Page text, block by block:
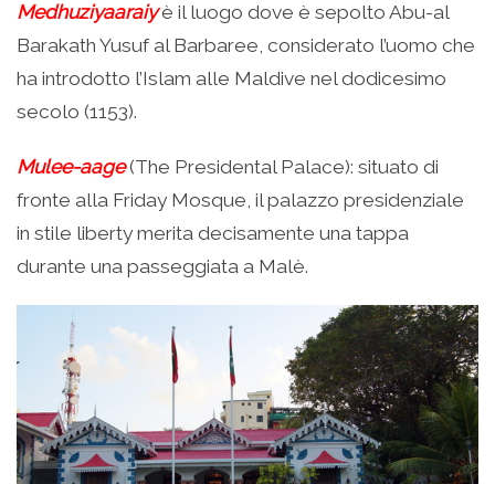
Medhuziyaaraiy è il luogo dove è sepolto Abu-al
Barakath Yusuf al Barbaree, considerato l’uomo che
ha introdotto l’Islam alle Maldive nel dodicesimo
secolo (1153).
Mulee-aage(The Presidental Palace): situato di
fronte alla Friday Mosque, il palazzo presidenziale
in stile liberty merita decisamente una tappa
durante una passeggiata a Malè.